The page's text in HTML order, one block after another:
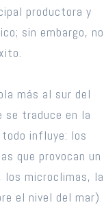
productora y
sin embargo, no
más al sur del
se traduce en la
influye: los
que provocan un
los microclimas, la
el nivel del mar)